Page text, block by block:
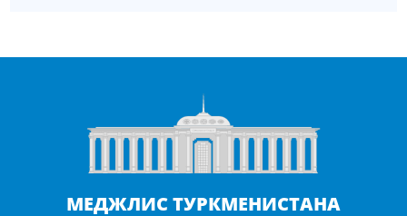
МЕДЖЛИС ТУРКМЕНИСТАНА